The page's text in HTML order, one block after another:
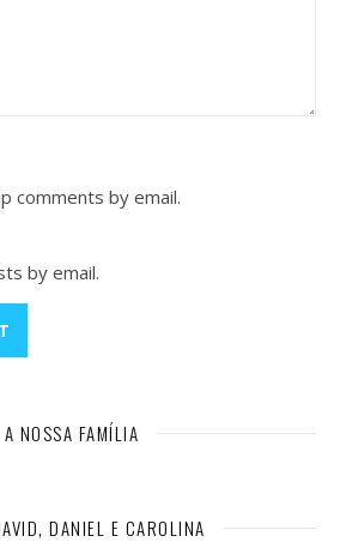
comments by email.
by email.
A NOSSA FAMÍLIA
DANIEL E CAROLINA